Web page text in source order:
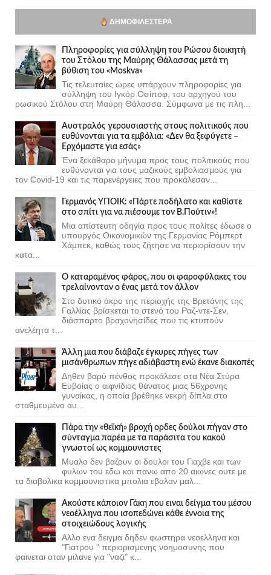
ΔΗΜΟΦΙΛΈΣΤΕΡΑ
Πληροφορίες για σύλληψη του Ρώσου διοικητή
του Στόλου της Mαύρης Θάλασσας μετά τη
βύθιση του «Moskva»
Τις τελευταίες ώρες υπάρχουν πληροφορίες για
σύλληψη του Ιγκόρ Οσίποφ, του αρχηγού του
ρωσικού Στόλου στη Μαύρη Θάλασσα. Σύμφωνα με τις πλη...
Αυστραλός γερουσιαστής στους πολιτικούς που
ευθύνονται για τα εμβόλια: «Δεν θα ξεφύγετε –
Ερχόμαστε για εσάς»
Ένα ξεκάθαρο μήνυμα προς τους πολιτικούς που
ευθύνονται για τους μαζικούς εμβολιασμούς για
τον Covid-19 και τις παρενέργειες που προκάλεσαν...
Γερμανός ΥΠΟΙΚ: «Πάρτε ποδήλατο και καθίστε
στο σπίτι για να πιέσουμε τον Β.Πούτιν»!
Μια απίστευτη οδηγία προς τους πολίτες έδωσε ο
υπουργός Οικονομικών της Γερμανίας Ρόμπερτ
Χάμπεκ, καθώς τους ζήτησε να περιορίσουν την
κατα...
Ο καταραμένος φάρος, που οι φαροφύλακες του
τρελαίνονταν ο ένας μετά τον άλλον
Στο δυτικό άκρο της περιοχής της Βρετάνης της
Γαλλίας βρίσκεται το στενό του Ραζ-ντε-Σεν,
διάσπαρτο βραχονησίδες που τις κτυπούν
ανελέητα τ...
Άλλη μια που διάβαζε έγκυρες πήγες των
μισάνθρωπων πήγε αδιάβαστη ενώ έκανε διακοπές
Δηθεν βαρύ πένθος προκάλεσε στα Νέα Στύρα
Ευβοίας ο αιφνίδιος θάνατος μιας 56χρονης
γυναίκας, η οποία βρέθηκε νεκρή δίπλα στο
σταθμευμένο αυ...
Πάρα την «θεϊκή» βροχή ορδες δούλοι πήγαν στο
σύνταγμα παρέα με τα παράσιτα του κακού
γνωστοί ως κομμουνιστες
Μυαλο δεν βαζουν οι δουλοι του Γιαχβε και των
φυλων του εδω και πανω απο 20 αιωνες ουτε με
τα διαβολικα κομμουνιστικα μπολια εβαλαν μαλ...
Ακούστε κάποιον Γάκη που ειναι δείγμα του μέσου
νεοέλληνα που ισοπεδώνει κάθε έννοια της
στοιχειώδους λογικής
Αλλο ενα δειγμα δηδεν φωστηρα νεοελληνα και
"Γιατρου " περιορισμενης νοημοσυνης που
φαινεται οταν μιλανε για "ναζι" κ...